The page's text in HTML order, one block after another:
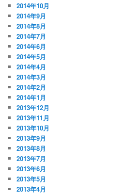
2014年10月
2014年9月
2014年8月
2014年7月
2014年6月
2014年5月
2014年4月
2014年3月
2014年2月
2014年1月
2013年12月
2013年11月
2013年10月
2013年9月
2013年8月
2013年7月
2013年6月
2013年5月
2013年4月